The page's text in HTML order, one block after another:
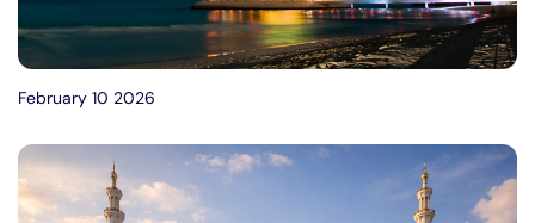
February 10 2026